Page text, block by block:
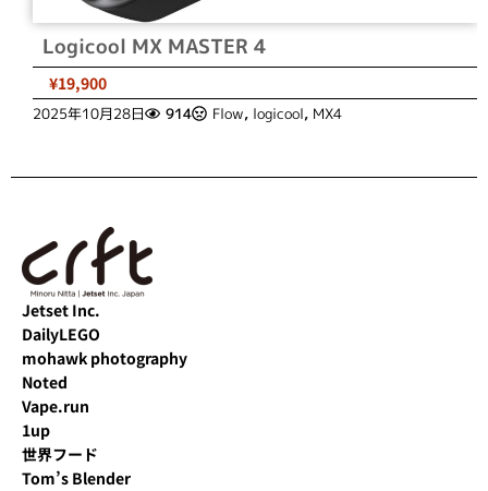
Logicool MX MASTER 4
¥19,900
2025年10月28日 914 Flow, logicool, MX4
Jetset Inc.
DailyLEGO
mohawk photography
Noted
Vape.run
1up
世界フード
Tom’s Blender